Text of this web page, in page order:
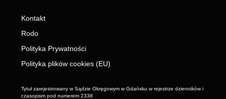
Kontakt
Rodo
Polityka Prywatności
Polityka plików cookies (EU)
Tytuł zarejestrowany w Sądzie Okręgowym w Gdańsku w rejestrze dzienników i
czasopism pod numerem 2338